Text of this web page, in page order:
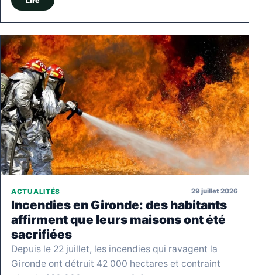
ACTUALITÉS 29 juillet 2026
Incendies en Gironde: des habitants
affirment que leurs maisons ont été
sacrifiées
Depuis le 22 juillet, les incendies qui ravagent la
Gironde ont détruit 42 000 hectares et contraint